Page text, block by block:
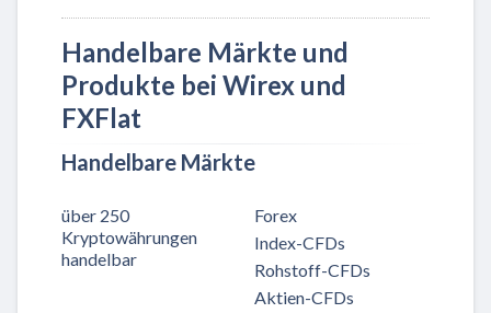
Handelbare Märkte und
Produkte bei Wirex und
FXFlat
Handelbare Märkte
über 250
Kryptowährungen
handelbar
Forex
Index-CFDs
Rohstoff-CFDs
Aktien-CFDs